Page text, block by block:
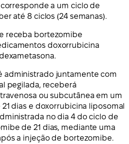
corresponde a um ciclo de
até 8 ciclos (24 semanas).
receba bortezomibe
doxorrubicina
administrado juntamente com
pegilada, receberá
ou subcutânea em um
dias e doxorrubicina liposomal
no dia 4 do ciclo de
de 21 dias, mediante uma
a injeção de bortezomibe.